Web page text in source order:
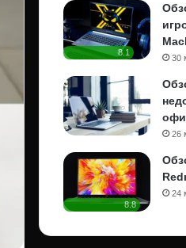
8.1
30
26
8.8
24